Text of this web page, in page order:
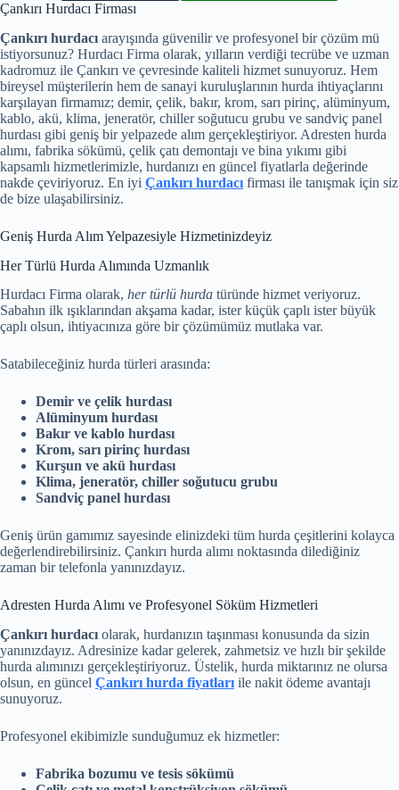
Çankırı Hurdacı Firması
Çankırı hurdacı arayışında güvenilir ve profesyonel bir çözüm mü
istiyorsunuz? Hurdacı Firma olarak, yılların verdiği tecrübe ve uzman
kadromuz ile Çankırı ve çevresinde kaliteli hizmet sunuyoruz. Hem
bireysel müşterilerin hem de sanayi kuruluşlarının hurda ihtiyaçlarını
karşılayan firmamız; demir, çelik, bakır, krom, sarı pirinç, alüminyum,
kablo, akü, klima, jeneratör, chiller soğutucu grubu ve sandviç panel
hurdası gibi geniş bir yelpazede alım gerçekleştiriyor. Adresten hurda
alımı, fabrika sökümü, çelik çatı demontajı ve bina yıkımı gibi
kapsamlı hizmetlerimizle, hurdanızı en güncel fiyatlarla değerinde
nakde çeviriyoruz. En iyi Çankırı hurdacı firması ile tanışmak için siz
de bize ulaşabilirsiniz.
Geniş Hurda Alım Yelpazesiyle Hizmetinizdeyiz
Her Türlü Hurda Alımında Uzmanlık
Hurdacı Firma olarak, her türlü hurda türünde hizmet veriyoruz.
Sabahın ilk ışıklarından akşama kadar, ister küçük çaplı ister büyük
çaplı olsun, ihtiyacınıza göre bir çözümümüz mutlaka var.
Satabileceğiniz hurda türleri arasında:
Demir ve çelik hurdası
Alüminyum hurdası
Bakır ve kablo hurdası
Krom, sarı pirinç hurdası
Kurşun ve akü hurdası
Klima, jeneratör, chiller soğutucu grubu
Sandviç panel hurdası
Geniş ürün gamımız sayesinde elinizdeki tüm hurda çeşitlerini kolayca
değerlendirebilirsiniz. Çankırı hurda alımı noktasında dilediğiniz
zaman bir telefonla yanınızdayız.
Adresten Hurda Alımı ve Profesyonel Söküm Hizmetleri
Çankırı hurdacı olarak, hurdanızın taşınması konusunda da sizin
yanınızdayız. Adresinize kadar gelerek, zahmetsiz ve hızlı bir şekilde
hurda alımınızı gerçekleştiriyoruz. Üstelik, hurda miktarınız ne olursa
olsun, en güncel Çankırı hurda fiyatları ile nakit ödeme avantajı
sunuyoruz.
Profesyonel ekibimizle sunduğumuz ek hizmetler:
Fabrika bozumu ve tesis sökümü